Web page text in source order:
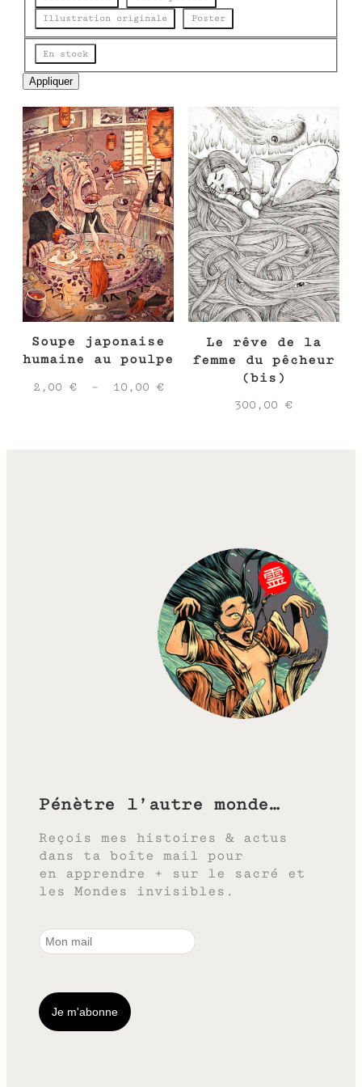
e
Illustration originale
Poster
Disponibilité
En stock
Appliquer
Soupe japonaise
humaine au poulpe
2,00 € – 10,00 €Plage
Le rêve de la
femme du pêcheur
(bis)
300,00€
Pénètre l’autre monde…
Reçois mes histoires & actus
dans ta boîte mail pour
en apprendre + sur le sacré et
les Mondes invisibles.